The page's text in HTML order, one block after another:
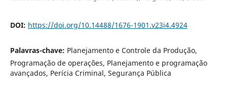
DOI: https://doi.org/10.14488/1676-1901.v23i4.4924
Palavras-chave: Planejamento e Controle da Produção,
Programação de operações, Planejamento e programação
avançados, Perícia Criminal, Segurança Pública